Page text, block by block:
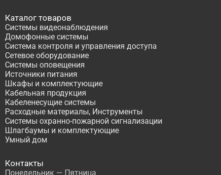
Каталог товаров
Системы видеонаблюдения
Домофонные системы
Система контроля и управления доступа
Сетевое оборудование
Системы оповещения
Источники питания
Шкафы и комплектующие
Кабельная продукция
Кабеленесущие системы
Расходные материалы, Инструменты
Системы охранно-пожарной сигнализации
Шлагбаумы и комплектующие
Умный дом
Контакты
Понедельник — Пятница